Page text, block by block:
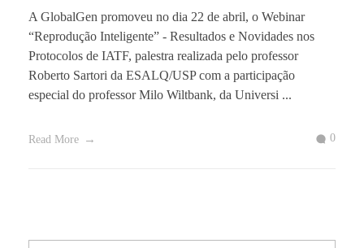
A GlobalGen promoveu no dia 22 de abril, o Webinar
“Reprodução Inteligente” - Resultados e Novidades nos
Protocolos de IATF, palestra realizada pelo professor
Roberto Sartori da ESALQ/USP com a participação
especial do professor Milo Wiltbank, da Universi ...
Read More 0